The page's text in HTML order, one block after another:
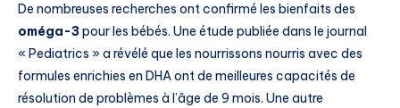
De nombreuses recherches ont confirmé les bienfaits des
oméga-3pour les bébés. Une étude publiée dans le journal
« Pediatrics » a révélé que les nourrissons nourris avec des
formules enrichies en DHA ont de meilleures capacités de
résolution de problèmes à l’âge de 9 mois. Une autre